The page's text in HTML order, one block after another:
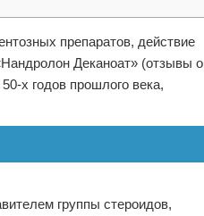
препаратов, действие
Деканоат» (отзывы о
х годов прошлого века,
группы стероидов,